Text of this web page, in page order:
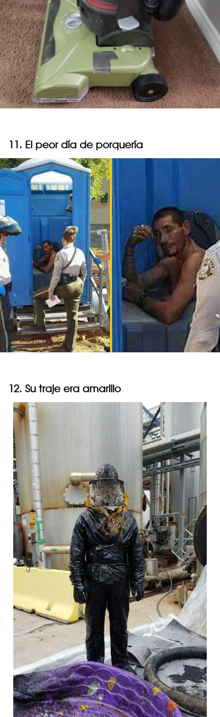
11. El peor día de porquería
12. Su traje era amarillo